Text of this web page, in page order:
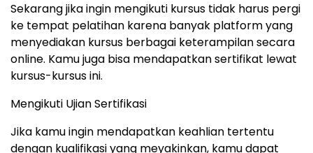
Sekarang jika ingin mengikuti kursus tidak harus pergi
ke tempat pelatihan karena banyak platform yang
menyediakan kursus berbagai keterampilan secara
online. Kamu juga bisa mendapatkan sertifikat lewat
kursus-kursus ini.
Mengikuti Ujian Sertifikasi
Jika kamu ingin mendapatkan keahlian tertentu
dengan kualifikasi yang meyakinkan, kamu dapat